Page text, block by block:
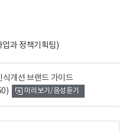
과 정책기획팀)
개선 브랜드 가이드
미리보기/음성듣기